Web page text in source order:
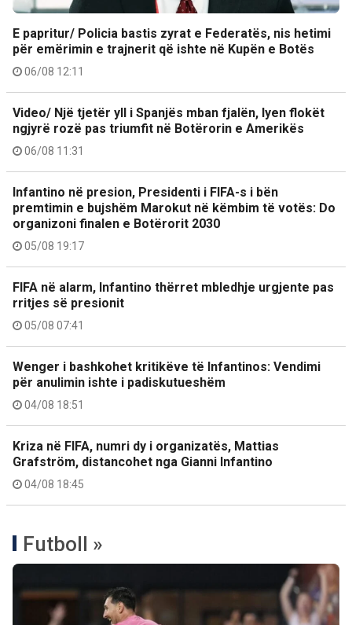
E papritur/ Policia bastis zyrat e Federatës, nis hetimi
për emërimin e trajnerit që ishte në Kupën e Botës
06/08 12:11
Video/ Një tjetër yll i Spanjës mban fjalën, lyen flokët
ngjyrë rozë pas triumfit në Botërorin e Amerikës
06/08 11:31
Infantino në presion, Presidenti i FIFA-s i bën
premtimin e bujshëm Marokut në këmbim të votës: Do
organizoni finalen e Botërorit 2030
05/08 19:17
FIFA në alarm, Infantino thërret mbledhje urgjente pas
rritjes së presionit
05/08 07:41
Wenger i bashkohet kritikëve të Infantinos: Vendimi
për anulimin ishte i padiskutueshëm
04/08 18:51
Kriza në FIFA, numri dy i organizatës, Mattias
Grafström, distancohet nga Gianni Infantino
04/08 18:45
Futboll »